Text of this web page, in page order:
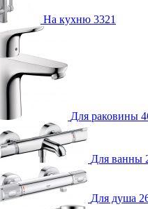
На кухню 3321
Для раковины
Для ванны
Для душа